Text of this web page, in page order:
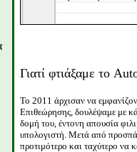
Γιατί φτιάξαμε το
Το 2011 άρχισαν να
Επιθεώρησης, δουλέψαμε με
δομή του, έντονη απουσία
υπολογιστή. Μετά από
προτιμότερο και ταχύτερο να